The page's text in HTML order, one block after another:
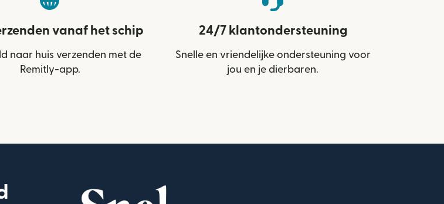
vanaf het schip
naar huis verzenden met de
Remitly-app.
24/7 klantondersteuning
Snelle en vriendelijke ondersteuning voor
jou en je dierbaren.